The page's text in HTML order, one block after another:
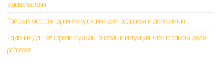
удовольствия
Тайский массаж: древняя практика для здоровья и долголетия
Гадание Да Нет Стрела судьбы онлайн и интуиция: что на самом деле
работает